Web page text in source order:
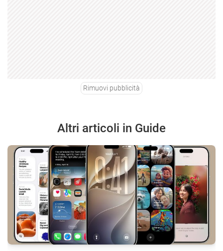
Rimuovi pubblicità
Altri articoli in Guide